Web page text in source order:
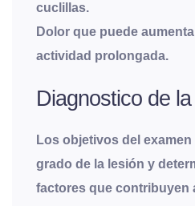
cuclillas.
Dolor que puede
actividad prolongada.
Diagnostico de
Los objetivos del
grado de la lesión y
factores que contribuyen